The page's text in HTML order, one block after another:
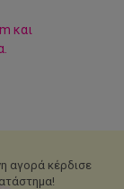
και
αγορά κέρδισε